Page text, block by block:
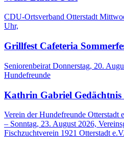
CDU-Ortsverband Otterstadt
Uhr,
Grillfest Cafeteria
Seniorenbeirat Donnerstag, 20.
Hundefreunde
Kathrin Gabriel Gedächtnis
Verein der Hundefreunde Otterstadt
– Sonntag, 23. August 2026,
Fischzuchtverein 1921 Otterstadt e.V.